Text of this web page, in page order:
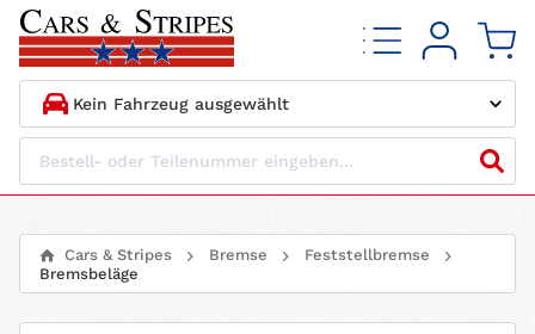
1. HERSTELLER
3. BAUJAHR
Cars & Stripes Bremse
Feststellbremse
Bremsbeläge